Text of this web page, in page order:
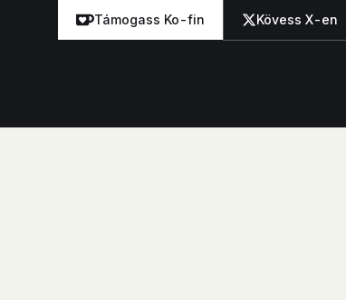
Támogass Ko-fin Kövess X-en